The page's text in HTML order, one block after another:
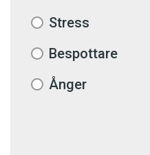
Stress
Bespottare
Ånger